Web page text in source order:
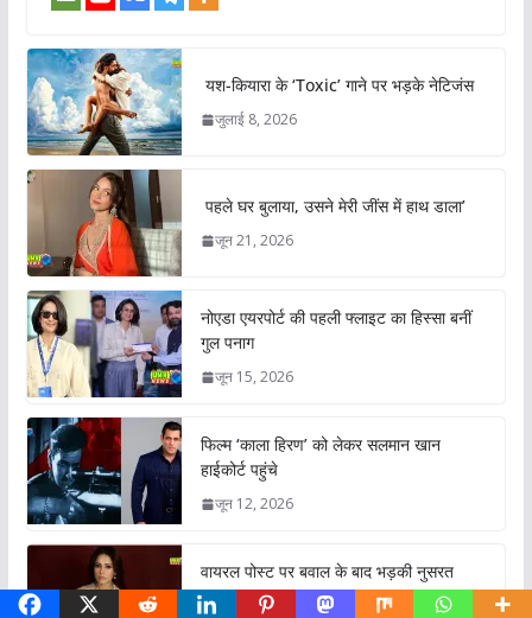
यश-कियारा के ‘Toxic’ गाने पर भड़के नेटिजंस
जुलाई 8, 2026
पहले घर बुलाया, उसने मेरी जींस में हाथ डाला’
जून 21, 2026
नोएडा एयरपोर्ट की पहली फ्लाइट का हिस्सा बनीं
गुल पनाग
जून 15, 2026
फिल्म ‘काला हिरण’ को लेकर सलमान खान
हाईकोर्ट पहुंचे
जून 12, 2026
वायरल पोस्ट पर बवाल के बाद भड़की नुसरत
भरूचा